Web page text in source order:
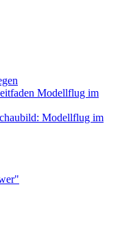
Modellflug im
Modellflug im